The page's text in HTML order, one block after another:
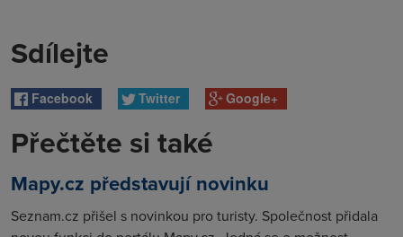
Sdílejte
Facebook Twitter Google+
Přečtěte si také
Mapy.cz představují novinku
Seznam.cz přišel s novinkou pro turisty. Společnost přidala